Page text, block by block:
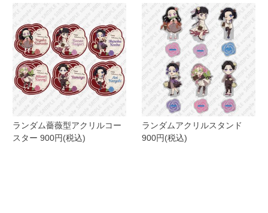
ランダム薔薇型アクリルコー
スター 900円(税込)
ランダムアクリルスタンド
900円(税込)